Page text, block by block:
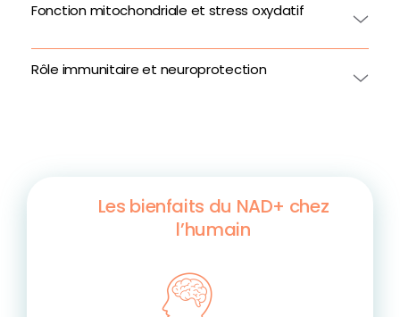
Fonction mitochondriale et stress oxydatif
Rôle immunitaire et neuroprotection
Les bienfaits du NAD+ chez
l’humain